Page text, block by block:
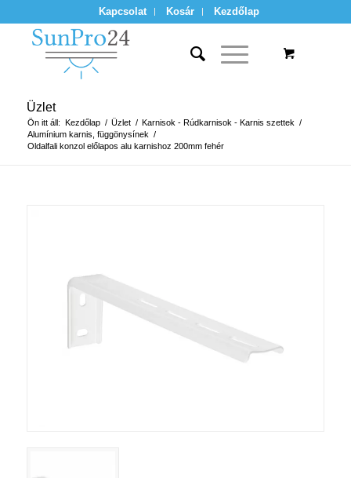
Kapcsolat Kosár Kezdőlap
Üzlet
Ön itt áll: Kezdőlap / Üzlet / Karnisok - Rúdkarnisok - Karnis szettek /
Alumínium karnis, függönysínek /
Oldalfali konzol előlapos alu karnishoz 200mm fehér